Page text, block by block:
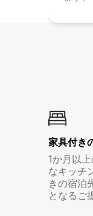
家具付き⁠
1か月以
なキッチ
きの宿泊
となるご